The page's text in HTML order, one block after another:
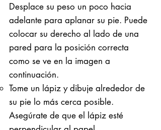
Desplace su peso un poco hacia
adelante para aplanar su pie. Puede
colocar su derecho al lado de una
pared para la posición correcta
como se ve en la imagen a
continuación.
Tome un lápiz y dibuje alrededor de
su pie lo más cerca posible.
Asegúrate de que el lápiz esté